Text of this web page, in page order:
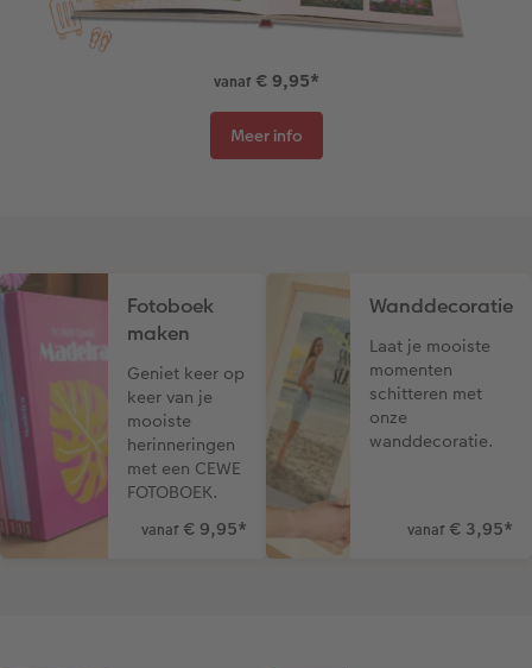
Art Collection
Ontwerpopties
Tips voor fotoboeken
Alle extra's
CEWE Magazine
Tipa Awards
vanaf€ 9,95*
Meer info
Fotoboek
maken
Geniet keer op
keer van je
mooiste
herinneringen
met een CEWE
FOTOBOEK.
vanaf € 9,95*
Wanddecoratie
Laat je mooiste
momenten
schitteren met
onze
wanddecoratie.
vanaf € 3,95*